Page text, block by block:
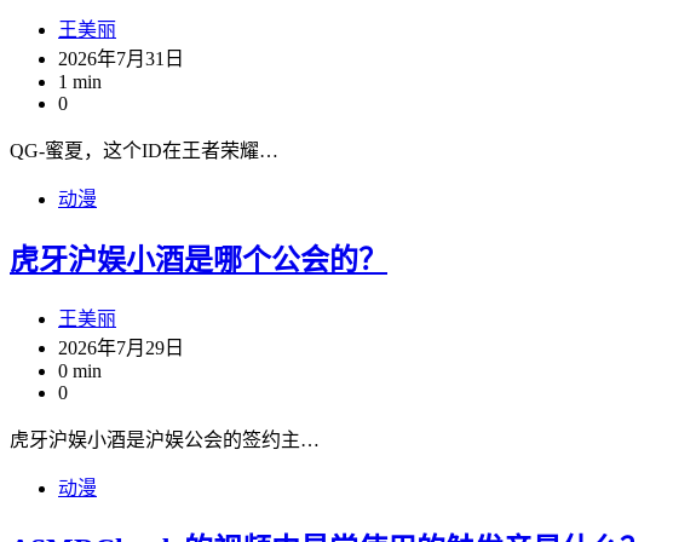
王美丽
2026年7月31日
1 min
0
QG-蜜夏，这个ID在王者荣耀…
动漫
虎牙沪娱小酒是哪个公会的？
王美丽
2026年7月29日
0 min
0
虎牙沪娱小酒是沪娱公会的签约主…
动漫